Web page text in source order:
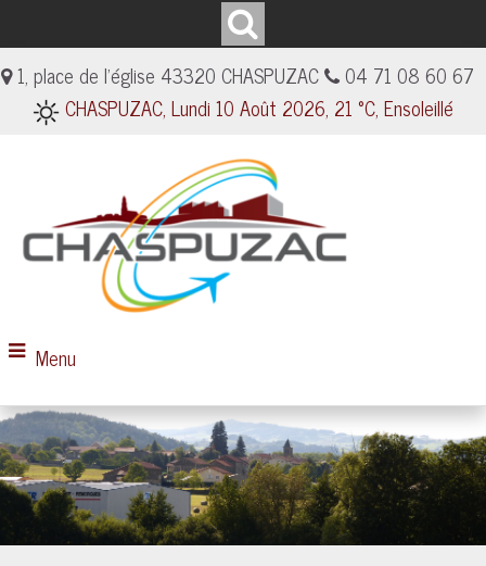
1, place de l'église 43320 CHASPUZAC
04 71 08 60 67
CHASPUZAC, Lundi 10 Août 2026, 21 °C, Ensoleillé
Menu